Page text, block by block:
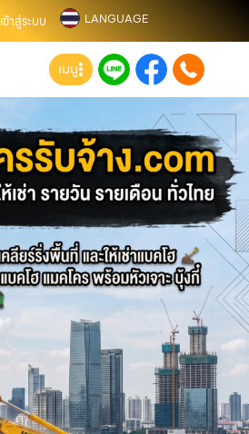
เข้าสู่ระบบ LANGUAGE
เมนู